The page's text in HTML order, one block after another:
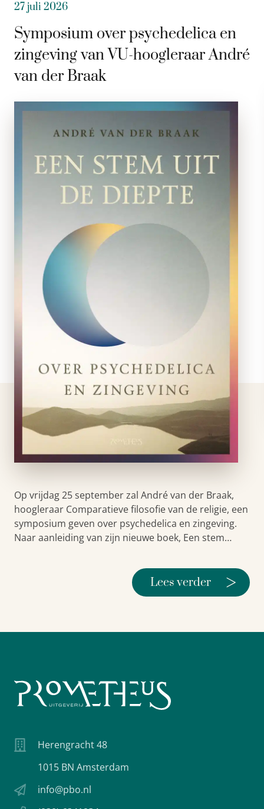
27 juli 2026
Symposium over psychedelica en
zingeving van VU-hoogleraar André
van der Braak
Op vrijdag 25 september zal André van der Braak,
hoogleraar Comparatieve filosofie van de religie, een
symposium geven over psychedelica en zingeving.
Naar aanleiding van zijn nieuwe boek, Een stem…
Lees verder >
Herengracht 48
1015 BN Amsterdam
info@pbo.nl